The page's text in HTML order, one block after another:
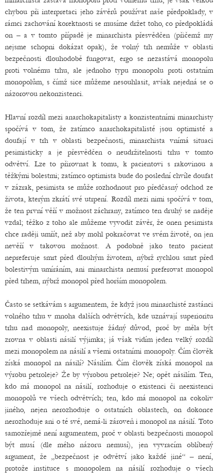
chybou při interpretaci jeho závěrů používat naše předpoklady, v
rámci zachování korektnosti se musíme držet toho, co předpokládá
on – a v tomto případě je minarchista přesvědčen (přičemž my
nejsme schopni dokázat opak), že volný trh nemůže v oblasti
bezpečnosti dlouhodobě fungovat, ergo se nezastává monopolu
proti volnému trhu, ale jednoho typu monopolu proti ostatním
monopolům, s čímž sice můžeme nesouhlasit, avšak nejedná se o
názorovou nekonzistenci.
Hlavní rozdíl mezi anarchokapitalisty a konzistentními minarchisty
spočívá v tom, že zatímco anarchokapitalisté jsou optimisté a
doufají v trh v oblasti bezpečnosti, minarchista vnímá situaci
pesimisticky a je přesvědčen o neudržitelnosti trhu v tomto
odvětví. Lze to přirovnat k tomu, k pacientovi s rakovinou a
těžkými bolestmi; zatímco optimista bude do poslední chvíle doufat
v zázrak, pesimista se může rozhodnout pro předčasný odchod ze
života, kterým zkrátí své utrpení. Rozdíl mezi nimi spočívá v tom,
že ten první věří v možnost záchrany, zatímco ten druhý se naděje
vzdal; těžko z toho ale můžeme vyvodit závěr, že onen pesimista
chce raději umřít, než aby mohl pokračovat ve svém životě, on jen
nevěří v takovou možnost. A podobně jako tento pacient
nepreferuje smrt před dlouhým životem, nýbrž rychlou smrt před
bolestivým umíráním, ani minarchista nemusí preferovat monopol
před trhem, nýbrž monopol před horším monopolem.
Často se setkávám s argumentem, že když jsou minarchisté zastánci
volného trhu v mnoha dalších odvětvích, kde uznávají superioritu
trhu nad monopoly, neexistuje žádný důvod, proč by měla být
zrovna v oblasti násilí výjimka; já však vidím jeden velký rozdíl
mezi monopolem na násilí a všemi ostatními monopoly. Čím člověk
získá monopol na násilí? Násilím. Čím člověk získá monopol na
výrobu petroleje? Že by výrobou petroleje? Ne; opět násilím. Ten,
kdo má monopol na násilí, rozhoduje o existenci či neexistenci
monopolů ve všech odvětvích; ten, kdo má monopol na cokoliv
jiného, nejen nerozhoduje o ostatních oblastech, on dokonce
nerozhoduje ani o té své, nemá-li zároveň i monopol na násilí. Toto
samozřejmě není argumentem, proč v oblasti bezpečnosti monopol
být musí (dle mého názoru nemusí), jen vyvracím oblíbený
argument, že „bezpečnost je odvětví jako každé jiné“ – není,
protože instituce s monopolem na násilí rozhoduje o všech